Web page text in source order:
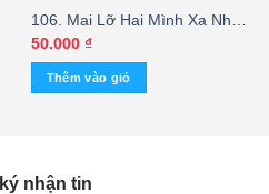
106. Mai Lỡ Hai Mình Xa Nhau
– Chế Linh – Thanh Tuyền
(FAKE USA)
50.000 ₫
Thêm vào giỏ
nhận tin